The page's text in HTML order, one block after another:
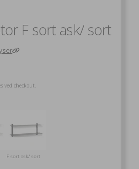
F sort ask/ sort
ved checkout.
F sort ask/ sort